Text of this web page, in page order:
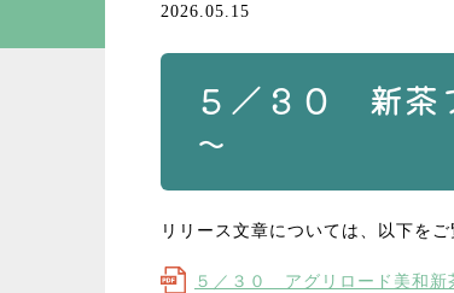
2026.05.15
５／３０ 新茶
～
リリース文章については、以下をご
５／３０ アグリロード美和新